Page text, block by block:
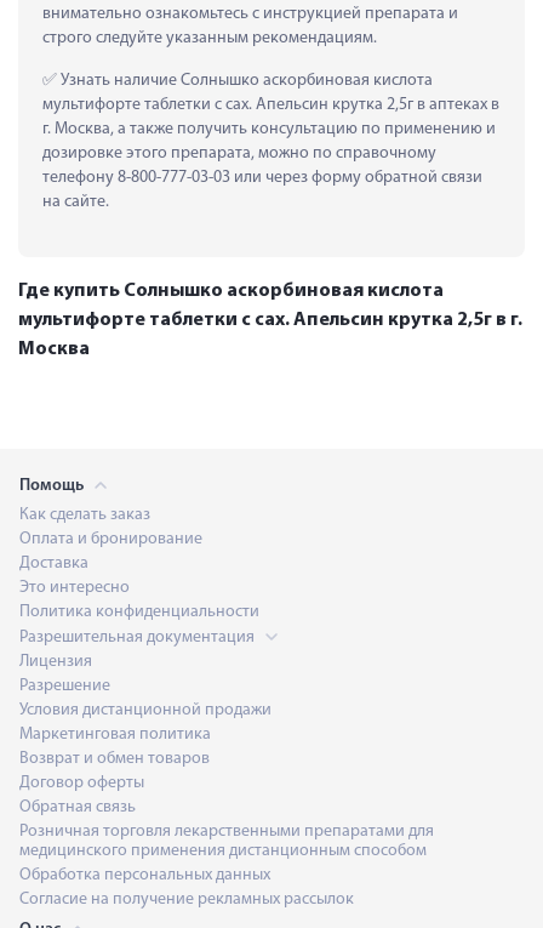
внимательно ознакомьтесь с инструкцией препарата и
строго следуйте указанным рекомендациям.
Узнать наличие Солнышко аскорбиновая кислота
мультифорте таблетки с сах. Апельсин крутка 2,5г в аптеках в
г. Москва, а также получить консультацию по применению и
дозировке этого препарата, можно по справочному
телефону 8-800-777-03-03 или через форму обратной связи
на сайте.
Где купить Солнышко аскорбиновая кислота
мультифорте таблетки с сах. Апельсин крутка 2,5г в г.
Москва
Помощь
Как сделать заказ
Оплата и бронирование
Доставка
Это интересно
Политика конфиденциальности
Разрешительная документация
Лицензия
Разрешение
Условия дистанционной продажи
Маркетинговая политика
Возврат и обмен товаров
Договор оферты
Обратная связь
Розничная торговля лекарственными препаратами для
медицинского применения дистанционным способом
Обработка персональных данных
Согласие на получение рекламных рассылок